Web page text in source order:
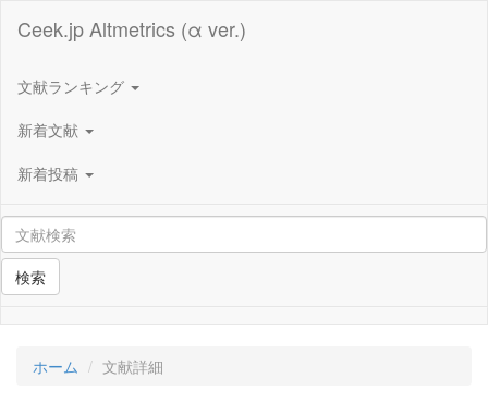
Ceek.jp Altmetrics (α ver.)
文献ランキング
新着文献
新着投稿
検索
ホーム 文献詳細